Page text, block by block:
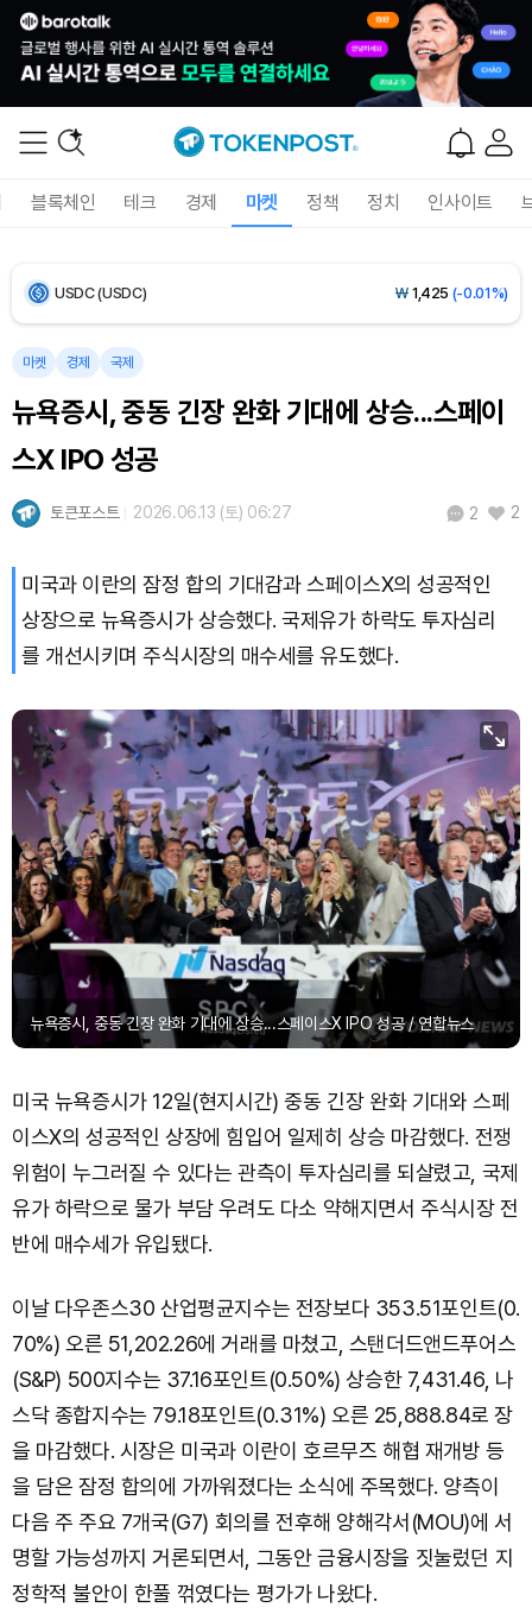
블록체인 테크 경제 마켓 정책 정치 인사이트
Bitcoin (BTC) ₩91,588,042(-0.33%)
USDC (USDC) ₩ 1,425 (-0.01%)
XRP (XRP)
Solana (SOL) ₩103,529(-1.12%)
TRON (TRX)
Dogecoin (DOGE) ₩98.64(-0.52%)
Bitcoin (BTC) ₩91,588,042
마켓 경제 국제
뉴욕증시, 중동 긴장 완화 기대에 상승...스페이
스X IPO 성공
토큰포스트 2026.06.13 (토) 06:27 2 2
미국과 이란의 잠정 합의 기대감과 스페이스X의 성공적인
상장으로 뉴욕증시가 상승했다. 국제유가 하락도 투자심리
를 개선시키며 주식시장의 매수세를 유도했다.
뉴욕증시, 중동 긴장 완화 기대에 상승...스페이스X IPO 성공 / 연합뉴스
미국 뉴욕증시가 12일(현지시간) 중동 긴장 완화 기대와 스페
이스X의 성공적인 상장에 힘입어 일제히 상승 마감했다. 전쟁
위험이 누그러질 수 있다는 관측이 투자심리를 되살렸고, 국제
유가 하락으로 물가 부담 우려도 다소 약해지면서 주식시장 전
반에 매수세가 유입됐다.
이날 다우존스30 산업평균지수는 전장보다 353.51포인트(0.
70%) 오른 51,202.26에 거래를 마쳤고, 스탠더드앤드푸어스
(S&P) 500지수는 37.16포인트(0.50%) 상승한 7,431.46, 나
스닥 종합지수는 79.18포인트(0.31%) 오른 25,888.84로 장
을 마감했다. 시장은 미국과 이란이 호르무즈 해협 재개방 등
을 담은 잠정 합의에 가까워졌다는 소식에 주목했다. 양측이
다음 주 주요 7개국(G7) 회의를 전후해 양해각서(MOU)에 서
명할 가능성까지 거론되면서, 그동안 금융시장을 짓눌렀던 지
정학적 불안이 한풀 꺾였다는 평가가 나왔다.